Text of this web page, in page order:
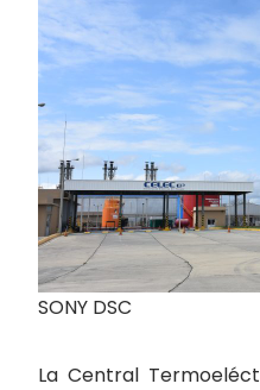
SONY DSC
La Central